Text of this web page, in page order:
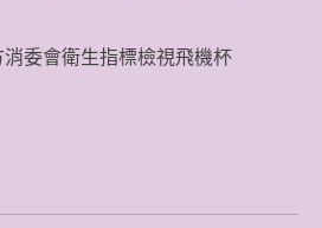
消委會衛生指標檢視飛機杯